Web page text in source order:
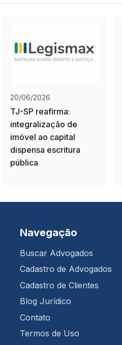
20/06/2026
TJ-SP reafirma:
integralização de
imóvel ao capital
dispensa escritura
pública
Navegação
Buscar Advogados
Cadastro de Advogados
Cadastro de Clientes
Blog Jurídico
Contato
Termos de Uso